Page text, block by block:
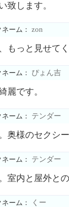
致します。
ネーム： zon
もっと見せて
ネーム： ぴょん吉
麗です。
ネーム： テンダー
奥様のセクシ
ネーム： テンダー
室内と屋外と
ネーム： くー